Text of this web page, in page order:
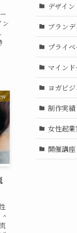
ン
デザイン
ブラン
プライベ
マインド
ヨガビ
制作実績
女性起
開催講座